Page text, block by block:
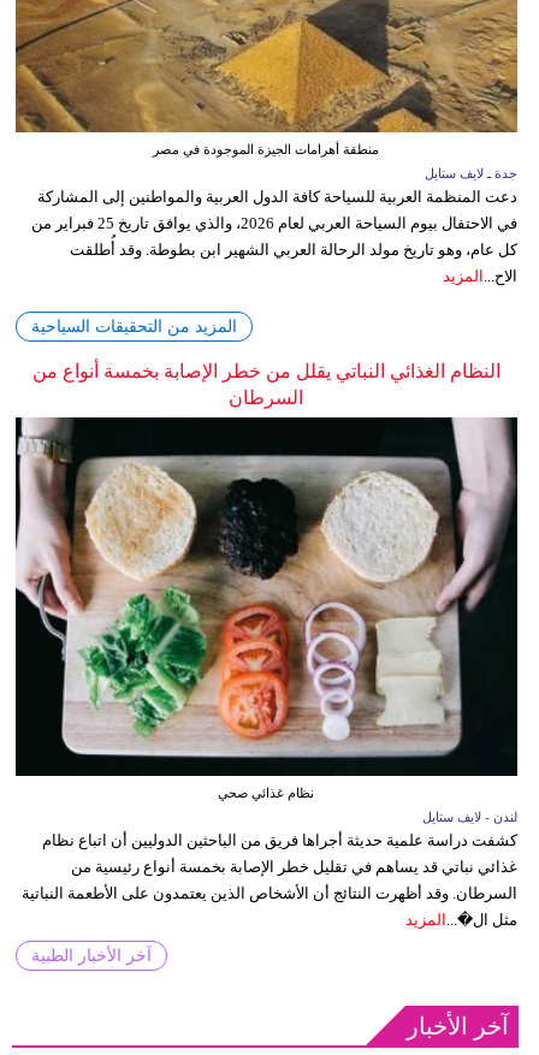
منطقة أهرامات الجيزة الموجودة في مصر
جدة ـ لايف ستايل
دعت المنظمة العربية للسياحة كافة الدول العربية والمواطنين إلى المشاركة
في الاحتفال بيوم السياحة العربي لعام 2026، والذي يوافق تاريخ 25 فبراير من
كل عام، وهو تاريخ مولد الرحالة العربي الشهير ابن بطوطة. وقد أُطلقت
الاح... المزيد
المزيد من التحقيقات السياحية
النظام الغذائي النباتي يقلل من خطر الإصابة بخمسة أنواع من
السرطان
نظام غذائي صحي
لندن - لايف ستايل
كشفت دراسة علمية حديثة أجراها فريق من الباحثين الدوليين أن اتباع نظام
غذائي نباتي قد يساهم في تقليل خطر الإصابة بخمسة أنواع رئيسية من
السرطان. وقد أظهرت النتائج أن الأشخاص الذين يعتمدون على الأطعمة النباتية
مثل ال�...
المزيد
آخر الأخبار الطبية
آخر الأخبار